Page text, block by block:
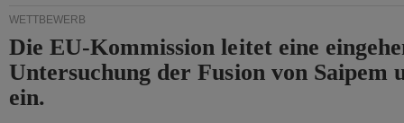
WETTBEWERB
Die EU-Kommission leitet eine
Untersuchung der Fusion von Saipem
ein.